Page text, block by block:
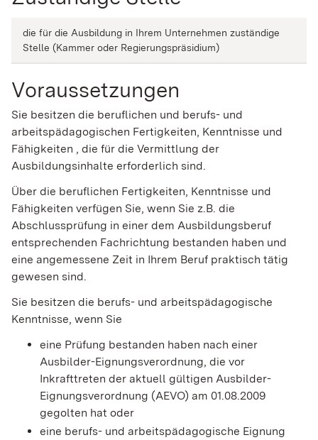
die für die Ausbildung in Ihrem Unternehmen zuständige
Stelle (Kammer oder Regierungspräsidium)
Voraussetzungen
Sie besitzen die beruflichen und berufs- und
arbeitspädagogischen Fertigkeiten, Kenntnisse und
Fähigkeiten , die für die Vermittlung der
Ausbildungsinhalte erforderlich sind.
Über die beruflichen Fertigkeiten, Kenntnisse und
Fähigkeiten verfügen Sie, wenn Sie z.B. die
Abschlussprüfung in einer dem Ausbildungsberuf
entsprechenden Fachrichtung bestanden haben und
eine angemessene Zeit in Ihrem Beruf praktisch tätig
gewesen sind.
Sie besitzen die berufs- und arbeitspädagogische
Kenntnisse, wenn Sie
eine Prüfung bestanden haben nach einer
Ausbilder-Eignungsverordnung, die vor
Inkrafttreten der aktuell gültigen Ausbilder-
Eignungsverordnung (AEVO) am 01.08.2009
gegolten hat oder
eine berufs- und arbeitspädagogische Eignung